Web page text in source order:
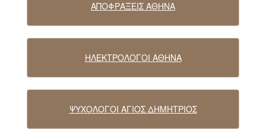
ΑΠΟΦΡΑΞΕΙΣ ΑΘΗΝΑ
ΗΛΕΚΤΡΟΛΟΓΟΙ ΑΘΗΝΑ
ΨΥΧΟΛΟΓΟΙ ΑΓΙΟΣ ΔΗΜΗΤΡΙΟΣ